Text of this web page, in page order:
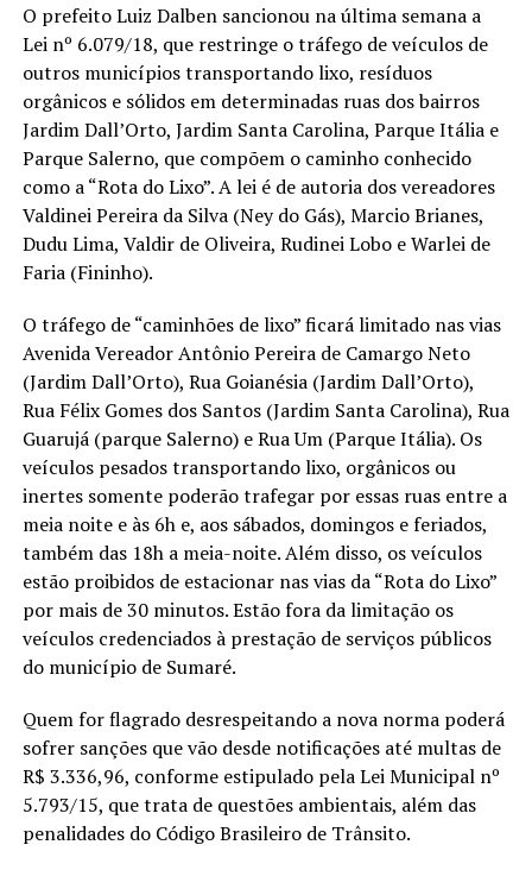
O prefeito Luiz Dalben sancionou na última semana a
Lei nº 6.079/18, que restringe o tráfego de veículos de
outros municípios transportando lixo, resíduos
orgânicos e sólidos em determinadas ruas dos bairros
Jardim Dall’Orto, Jardim Santa Carolina, Parque Itália e
Parque Salerno, que compõem o caminho conhecido
como a “Rota do Lixo”. A lei é de autoria dos vereadores
Valdinei Pereira da Silva (Ney do Gás), Marcio Brianes,
Dudu Lima, Valdir de Oliveira, Rudinei Lobo e Warlei de
Faria (Fininho).
O tráfego de “caminhões de lixo” ficará limitado nas vias
Avenida Vereador Antônio Pereira de Camargo Neto
(Jardim Dall’Orto), Rua Goianésia (Jardim Dall’Orto),
Rua Félix Gomes dos Santos (Jardim Santa Carolina), Rua
Guarujá (parque Salerno) e Rua Um (Parque Itália). Os
veículos pesados transportando lixo, orgânicos ou
inertes somente poderão trafegar por essas ruas entre a
meia noite e às 6h e, aos sábados, domingos e feriados,
também das 18h a meia-noite. Além disso, os veículos
estão proibidos de estacionar nas vias da “Rota do Lixo”
por mais de 30 minutos. Estão fora da limitação os
veículos credenciados à prestação de serviços públicos
do município de Sumaré.
Quem for flagrado desrespeitando a nova norma poderá
sofrer sanções que vão desde notificações até multas de
R$ 3.336,96, conforme estipulado pela Lei Municipal nº
5.793/15, que trata de questões ambientais, além das
penalidades do Código Brasileiro de Trânsito.